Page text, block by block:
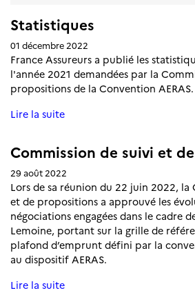
Statistiques
01 décembre 2022
France Assureurs a publié les
l'année 2021 demandées par la
propositions de la Convention AERAS.
Lire la suite
Commission de suivi et
29 août 2022
Lors de sa réunion du 22 juin 2022, la
et de propositions a approuvé les
négociations engagées dans le cadre
Lemoine, portant sur la grille de
plafond d’emprunt défini par la
au dispositif AERAS.
Lire la suite